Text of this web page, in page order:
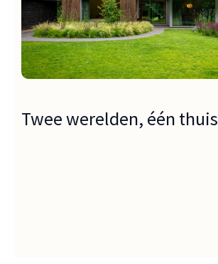
Twee werelden, één thuis